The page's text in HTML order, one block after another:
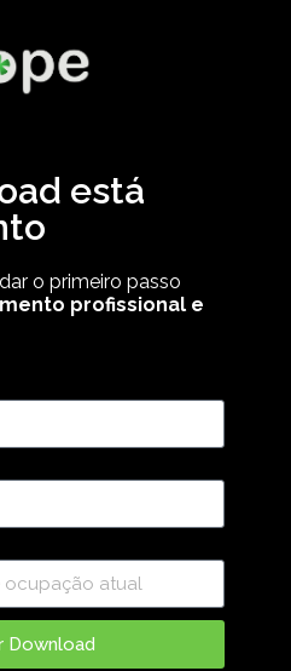
está
o primeiro passo
profissional e
Download